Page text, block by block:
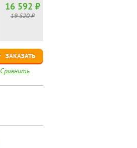
16 592 ₽
19 520 ₽
ЗАКАЗАТЬ
Сравнить